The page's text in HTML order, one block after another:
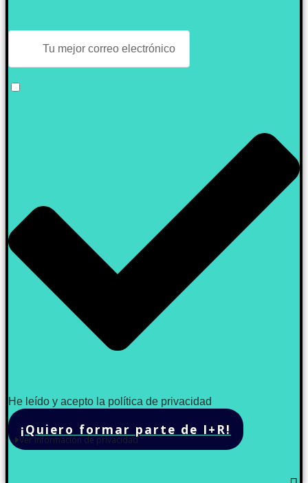
He leído y acepto la política de privacidad
¡Quiero formar parte de I+R!
Ver información de privacidad